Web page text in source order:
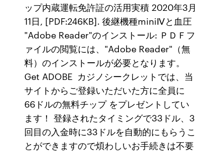
ップ内蔵運転免許証の活用実積 2020年3月
11日, [PDF:246KB]. 後継機種miniⅣと血圧
"Adobe Reader"のインストール: ＰＤＦフ
ァイルの閲覧には、"Adobe Reader"（無
料）のインストールが必要となります。
Get ADOBE カジノシークレットでは、当
サイトからご登録いただいた方に全員に
66ドルの無料チップ をプレゼントしてい
ます！ 登録されたタイミングで33ドル、3
回目の入金時に33ドルを自動的にもらうこ
とができますので煩わしいお手続きは不要